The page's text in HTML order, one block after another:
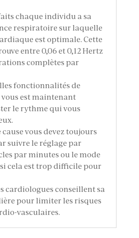
chaque individu a sa
respiratoire sur laquelle
est optimale. Cette
entre 0,06 et 0,12 Hertz
complètes par
fonctionnalités de
est maintenant
le rythme qui vous
vous devez toujours
suivre le réglage par
par minutes ou le mode
cela est trop difficile pour
cardiologues conseillent sa
pour limiter les risques
vasculaires.